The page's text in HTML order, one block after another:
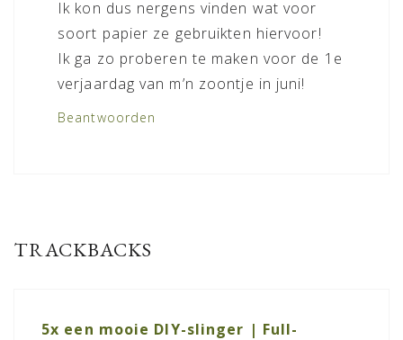
Ik kon dus nergens vinden wat voor
soort papier ze gebruikten hiervoor!
Ik ga zo proberen te maken voor de 1e
verjaardag van m’n zoontje in juni!
Beantwoorden
TRACKBACKS
5x een mooie DIY-slinger | Full-